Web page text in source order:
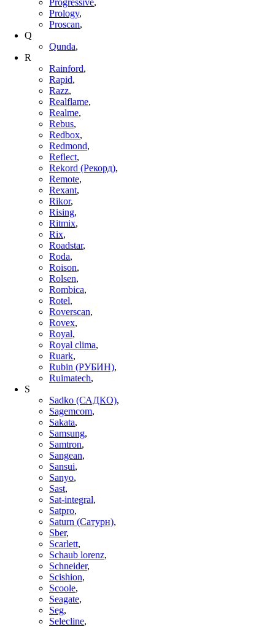
Prology,
Proscan,
Q
Qunda,
R
Rainford,
Rapid,
Razz,
Realflame,
Realme,
Rebus,
Redbox,
Redmond,
Reflect,
Rekord (Рекорд),
Remote,
Rexant,
Rikor,
Rising,
Ritmix,
Rix,
Roadstar,
Roda,
Roison,
Rolsen,
Rombica,
Rotel,
Roverscan,
Rovex,
Royal,
Royal clima,
Ruark,
Rubin (РУБИН),
Ruimatech,
S
Sadko (САДКО),
Sagemcom,
Sakata,
Samsung,
Samtron,
Sangean,
Sansui,
Sanyo,
Sast,
Sat-integral,
Satpro,
Saturn (Сатурн),
Sber,
Scarlett,
Schaub lorenz,
Schneider,
Scishion,
Scoole,
Seagate,
Seg,
Selecline,